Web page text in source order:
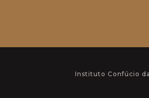
Instituto Confúcio